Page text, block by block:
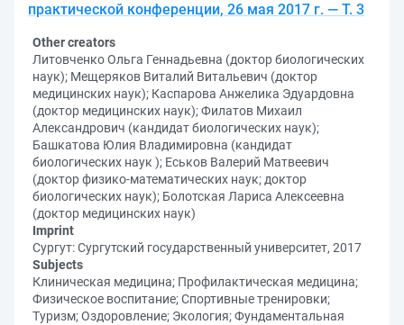
практической конференции, 26 мая 2017 г. — Т. 3
Other creators
Литовченко Ольга Геннадьевна (доктор биологических
наук); Мещеряков Виталий Витальевич (доктор
медицинских наук); Каспарова Анжелика Эдуардовна
(доктор медицинских наук); Филатов Михаил
Александрович (кандидат биологических наук);
Башкатова Юлия Владимировна (кандидат
биологических наук ); Еськов Валерий Матвеевич
(доктор физико-математических наук; доктор
биологических наук); Болотская Лариса Алексеевна
(доктор медицинских наук)
Imprint
Сургут: Сургутский государственный университет, 2017
Subjects
Клиническая медицина; Профилактическая медицина;
Физическое воспитание; Спортивные тренировки;
Туризм; Оздоровление; Экология; Фундаментальная